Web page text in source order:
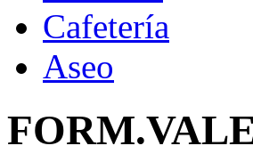
Cafetería
Aseo